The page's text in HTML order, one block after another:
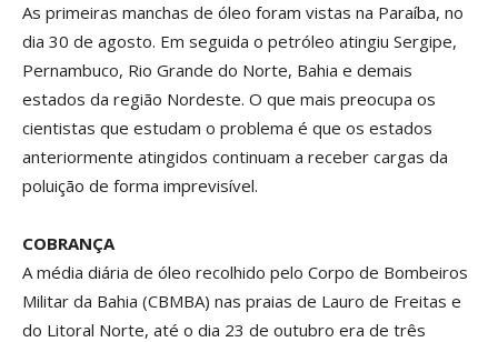
As primeiras manchas de óleo foram vistas na Paraíba, no
dia 30 de agosto. Em seguida o petróleo atingiu Sergipe,
Pernambuco, Rio Grande do Norte, Bahia e demais
estados da região Nordeste. O que mais preocupa os
cientistas que estudam o problema é que os estados
anteriormente atingidos continuam a receber cargas da
poluição de forma imprevisível.
COBRANÇA
A média diária de óleo recolhido pelo Corpo de Bombeiros
Militar da Bahia (CBMBA) nas praias de Lauro de Freitas e
do Litoral Norte, até o dia 23 de outubro era de três